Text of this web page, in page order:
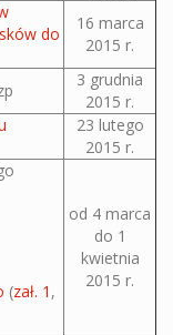
do
16 marca
2015 r.
3 grudnia
2015 r.
23 lutego
2015 r.
(zał. 1 ,
od 4 marca
do 1
kwietnia
2015 r.